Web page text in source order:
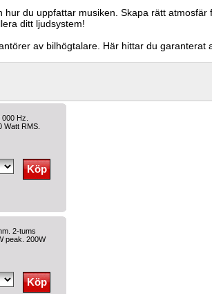
du uppfattar musiken. Skapa rätt atmosfär
ditt ljudsystem!
av bilhögtalare. Här hittar du garanterat
Hz.
Watt RMS.
2-tums
peak. 200W